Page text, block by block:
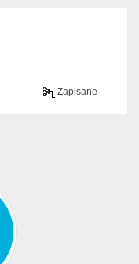
Zapisane